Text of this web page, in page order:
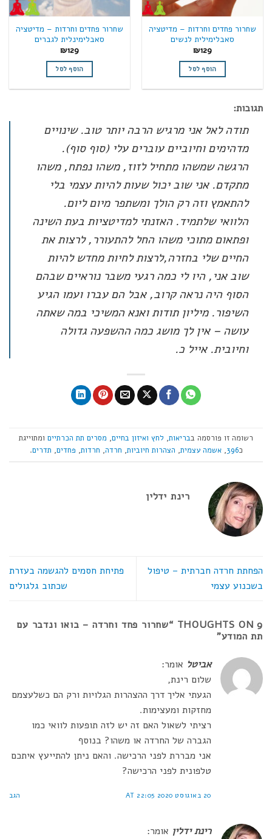
שחרור פחדים וחרדות – מדיטציה
סאבלימילית לנשים
₪129
הוסף לסל
שחרור פחדים וחרדות – מדיטציה
סאבלימינלית לגברים
₪129
הוסף לסל
תגובות:
תודה לאל אני מרגיש הרבה יותר טוב. שינויים
מדהימים וחיוביים עוברים עלי (סוף סוף).
הרגשה שמשהו מתחיל לזוז, משהו נפתח, משהו
מתקדם. אני שוב יכול שעות להיות עצמי בלי
להתאמץ וזה רק הולך ומשתפר מיום ליום.
הלוואי שלתמיד. האזנתי למדיטציות בעת השינה
ופתאום מתוכי משהו החל להתעורר, לרצות את
החיים שלי בחזרה,לרצות לחיות מחדש להיות
שוב אני, היו לי כמה רגעי משבר נוראיים שבהם
הסוף היה נראה קרוב, אבל הם עברו ועמו הגיע
השיפור. מיליון תודות ואנא המשיכי במה שאתה
עושה – אין לך מושג כמה ההשפעה גדולה
וחיובית. אייל כ.
רשומה זו פורסמה בבריאות, לחץ ואיזון בחיים, מסרים תת הכרתיים ומתוייגת
כ396
,אשמה עצמית, הצהרות חיוביות, חרדה, חרדות, פחדים, תדרים.
רינת ידלין
הפחתת חרדה חברתית – טיפול
בשכנוע עצמי
פתיחת חסמים להגשמה בעזרת
שכתוב גלגולים
9 THOUGHTS ON “
שחרור פחד וחרדה – בואו ונדבר עם
תת המודע”
אביטל אומר:
שלום רינת,
הגעתי אליך דרך ההצהרות הגלויות ורק הם כשלעצמם
מחזקות ומעצימות.
רציתי לשאול האם זה יש לזה תופעות לוואי כמו
הגברה של החרדה או משהו? בנוסף
אני מבררת לפני הרכישה. והאם ניתן להתייעץ איתכם
טלפונית לפני הרכישה?
20 באוגוסט 2020 AT 22:05 הגב
רינת ידלין אומר: